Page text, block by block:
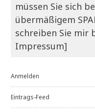
müssen Sie sich
übermäßigem
schreiben Sie mir
Impressum]
Anmelden
Eintrags-Feed